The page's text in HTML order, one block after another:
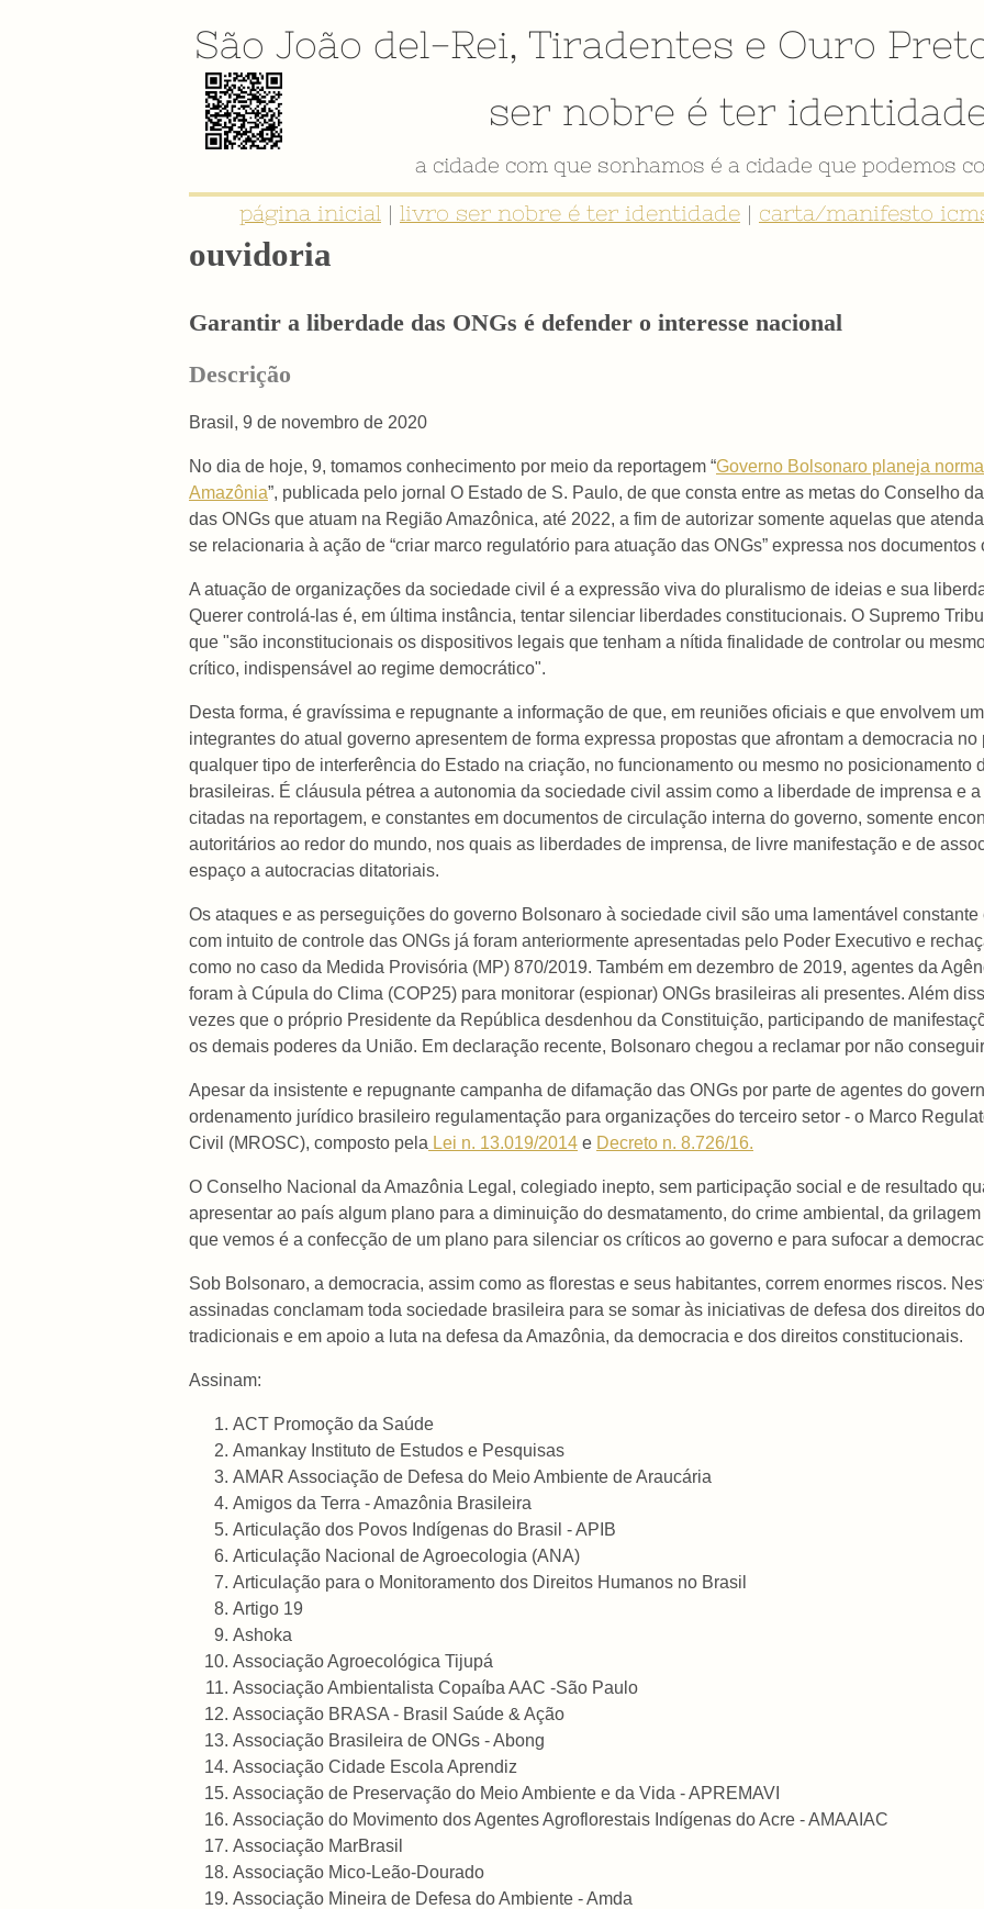
São João del-Rei, Tiradentes e Ouro
ser nobre é ter
a cidade com que sonhamos é a cidade que podemos
página inicial | livro ser nobre é ter identidade | carta/manifesto
ouvidoria
Garantir a liberdade das ONGs é defender o interesse nacional
Descrição
Brasil, 9 de novembro de 2020
No dia de hoje, 9, tomamos conhecimento por meio da reportagem “Governo Bolsonaro planeja
Amazônia”, publicada pelo jornal O Estado de S. Paulo, de que consta entre as metas do Conselho
das ONGs que atuam na Região Amazônica, até 2022, a fim de autorizar somente aquelas que
se relacionaria à ação de “criar marco regulatório para atuação das ONGs” expressa nos
A atuação de organizações da sociedade civil é a expressão viva do pluralismo de ideias e sua
Querer controlá-las é, em última instância, tentar silenciar liberdades constitucionais. O Supremo
que "são inconstitucionais os dispositivos legais que tenham a nítida finalidade de controlar ou
crítico, indispensável ao regime democrático".
Desta forma, é gravíssima e repugnante a informação de que, em reuniões oficiais e que envolvem
integrantes do atual governo apresentem de forma expressa propostas que afrontam a democracia
qualquer tipo de interferência do Estado na criação, no funcionamento ou mesmo no posicionamento
brasileiras. É cláusula pétrea a autonomia da sociedade civil assim como a liberdade de imprensa e
citadas na reportagem, e constantes em documentos de circulação interna do governo, somente
autoritários ao redor do mundo, nos quais as liberdades de imprensa, de livre manifestação e de
espaço a autocracias ditatoriais.
Os ataques e as perseguições do governo Bolsonaro à sociedade civil são uma lamentável
com intuito de controle das ONGs já foram anteriormente apresentadas pelo Poder Executivo e
como no caso da Medida Provisória (MP) 870/2019. Também em dezembro de 2019, agentes da
foram à Cúpula do Clima (COP25) para monitorar (espionar) ONGs brasileiras ali presentes. Além
vezes que o próprio Presidente da República desdenhou da Constituição, participando de
os demais poderes da União. Em declaração recente, Bolsonaro chegou a reclamar por não
Apesar da insistente e repugnante campanha de difamação das ONGs por parte de agentes do
ordenamento jurídico brasileiro regulamentação para organizações do terceiro setor - o Marco
Civil (MROSC), composto pela Lei n. 13.019/2014 e Decreto n. 8.726/16.
O Conselho Nacional da Amazônia Legal, colegiado inepto, sem participação social e de resultado
apresentar ao país algum plano para a diminuição do desmatamento, do crime ambiental, da
que vemos é a confecção de um plano para silenciar os críticos ao governo e para sufocar a
Sob Bolsonaro, a democracia, assim como as florestas e seus habitantes, correm enormes riscos.
assinadas conclamam toda sociedade brasileira para se somar às iniciativas de defesa dos direitos
tradicionais e em apoio a luta na defesa da Amazônia, da democracia e dos direitos constitucionais.
Assinam:
ACT Promoção da Saúde
Amankay Instituto de Estudos e Pesquisas
AMAR Associação de Defesa do Meio Ambiente de Araucária
Amigos da Terra - Amazônia Brasileira
Articulação dos Povos Indígenas do Brasil - APIB
Articulação Nacional de Agroecologia (ANA)
Articulação para o Monitoramento dos Direitos Humanos no Brasil
Artigo 19
Ashoka
Associação Agroecológica Tijupá
Associação Ambientalista Copaíba AAC -São Paulo
Associação BRASA - Brasil Saúde & Ação
Associação Brasileira de ONGs - Abong
Associação Cidade Escola Aprendiz
Associação de Preservação do Meio Ambiente e da Vida - APREMAVI
Associação do Movimento dos Agentes Agroflorestais Indígenas do Acre - AMAAIAC
Associação MarBrasil
Associação Mico-Leão-Dourado
Associação Mineira de Defesa do Ambiente - Amda